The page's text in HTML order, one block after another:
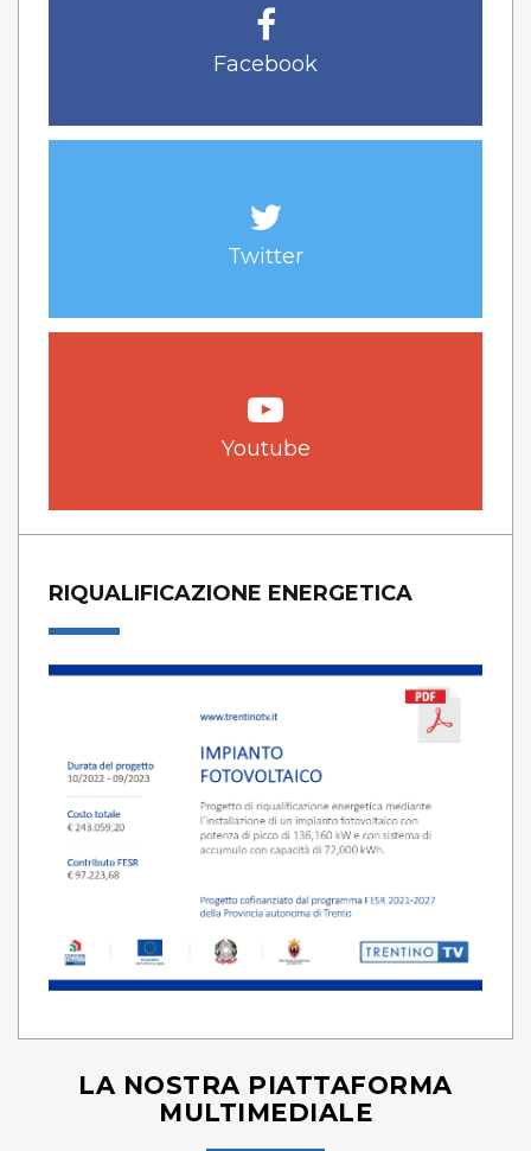
Facebook
Twitter
Youtube
RIQUALIFICAZIONE ENERGETICA
LA NOSTRA PIATTAFORMA
MULTIMEDIALE